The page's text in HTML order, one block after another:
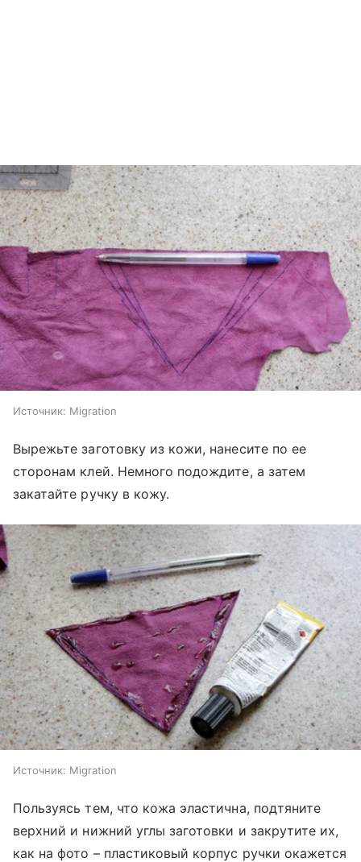
Источник: Migration
Вырежьте заготовку из кожи, нанесите по ее
сторонам клей. Немного подождите, а затем
закатайте ручку в кожу.
Источник: Migration
Пользуясь тем, что кожа эластична, подтяните
верхний и нижний углы заготовки и закрутите их,
как на фото – пластиковый корпус ручки окажется